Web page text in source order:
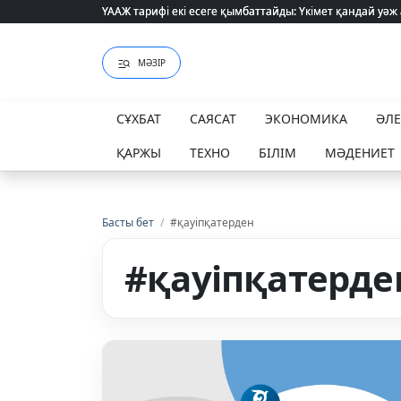
ҮААЖ тарифі екі есеге қымбаттайды: Үкімет қандай
ҮААЖ тарифі екі есеге қымбаттайды: Үкімет қандай
МӘЗІР
СҰХБАТ САЯСАТ ЭКОНОМИКА
ҚАРЖЫ
ТЕХНО БІЛІМ МӘДЕНИЕТ
Басты бет / #қауіпқатерден